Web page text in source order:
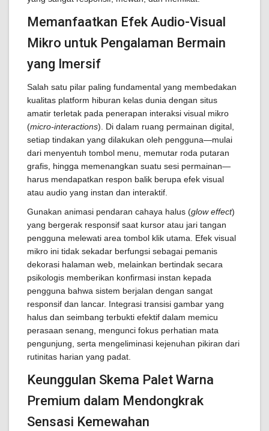
Memanfaatkan Efek Audio-Visual
Mikro untuk Pengalaman Bermain
yang Imersif
Salah satu pilar paling fundamental yang membedakan
kualitas platform hiburan kelas dunia dengan situs
amatir terletak pada penerapan interaksi visual mikro
(micro-interactions). Di dalam ruang permainan digital,
setiap tindakan yang dilakukan oleh pengguna—mulai
dari menyentuh tombol menu, memutar roda putaran
grafis, hingga memenangkan suatu sesi permainan—
harus mendapatkan respon balik berupa efek visual
atau audio yang instan dan interaktif.
Gunakan animasi pendaran cahaya halus (glow effect)
yang bergerak responsif saat kursor atau jari tangan
pengguna melewati area tombol klik utama. Efek visual
mikro ini tidak sekadar berfungsi sebagai pemanis
dekorasi halaman web, melainkan bertindak secara
psikologis memberikan konfirmasi instan kepada
pengguna bahwa sistem berjalan dengan sangat
responsif dan lancar. Integrasi transisi gambar yang
halus dan seimbang terbukti efektif dalam memicu
perasaan senang, mengunci fokus perhatian mata
pengunjung, serta mengeliminasi kejenuhan pikiran dari
rutinitas harian yang padat.
Keunggulan Skema Palet Warna
Premium dalam Mendongkrak
Sensasi Kemewahan